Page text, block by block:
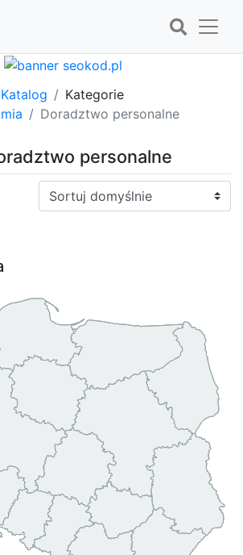
Katalog
Kategorie
Doradztwo personalne
personalne
Sortuj: